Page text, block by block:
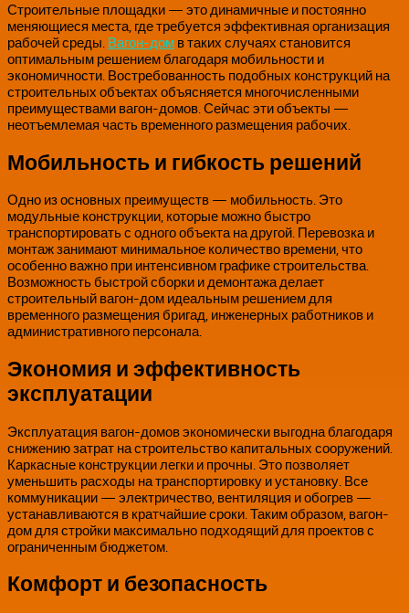
Строительные площадки — это динамичные и постоянно
меняющиеся места, где требуется эффективная организация
рабочей среды. Вагон-дом в таких случаях становится
оптимальным решением благодаря мобильности и
экономичности. Востребованность подобных конструкций на
строительных объектах объясняется многочисленными
преимуществами вагон-домов. Сейчас эти объекты —
неотъемлемая часть временного размещения рабочих.
Мобильность и гибкость решений
Одно из основных преимуществ — мобильность. Это
модульные конструкции, которые можно быстро
транспортировать с одного объекта на другой. Перевозка и
монтаж занимают минимальное количество времени, что
особенно важно при интенсивном графике строительства.
Возможность быстрой сборки и демонтажа делает
строительный вагон-дом идеальным решением для
временного размещения бригад, инженерных работников и
административного персонала.
Экономия и эффективность
эксплуатации
Эксплуатация вагон-домов экономически выгодна благодаря
снижению затрат на строительство капитальных сооружений.
Каркасные конструкции легки и прочны. Это позволяет
уменьшить расходы на транспортировку и установку. Все
коммуникации — электричество, вентиляция и обогрев —
устанавливаются в кратчайшие сроки. Таким образом, вагон-
дом для стройки максимально подходящий для проектов с
ограниченным бюджетом.
Комфорт и безопасность